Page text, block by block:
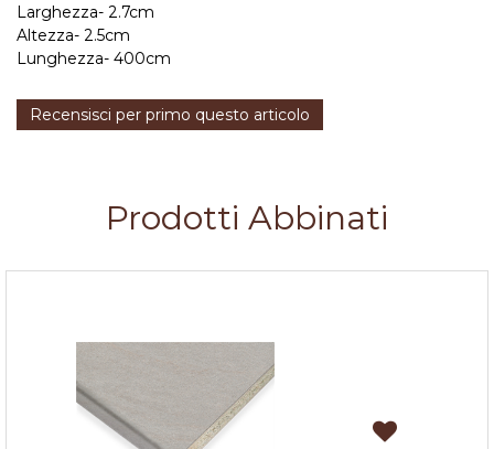
Larghezza- 2.7cm
Altezza- 2.5cm
Lunghezza- 400cm
Recensisci per primo questo articolo
Prodotti Abbinati